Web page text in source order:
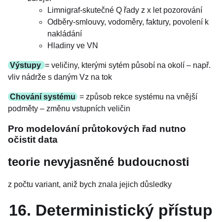
Limnigraf-skutečné Q řady z x let pozorování
Odběry-smlouvy, vodoměry, faktury, povolení k
nakládání
Hladiny ve VN
Výstupy = veličiny, kterými sytém působí na okolí – např.
vliv nádrže s daným Vz na tok
Chování systému = způsob rekce systému na vnější
podměty – změnu vstupních veličin
Pro modelování průtokových řad nutno
očistit data
teorie nevyjasněné budoucnosti
z počtu variant, aniž bych znala jejich důsledky
16. Deterministický přístup